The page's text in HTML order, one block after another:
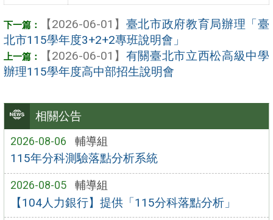
相關公告
2026-08-06 輔導組
115年分科測驗落點分析系統
2026-08-05 輔導組
【104人力銀行】提供「115分科落點分析」
【2026-06-01】 臺北市政府教育局辦理「臺
北市115學年度3+2+2專班說明會」
【2026-06-01】 有關臺北市立西松高級中學
辦理115學年度高中部招生說明會